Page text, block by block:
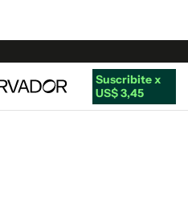
Suscribite x
US$ 3,45